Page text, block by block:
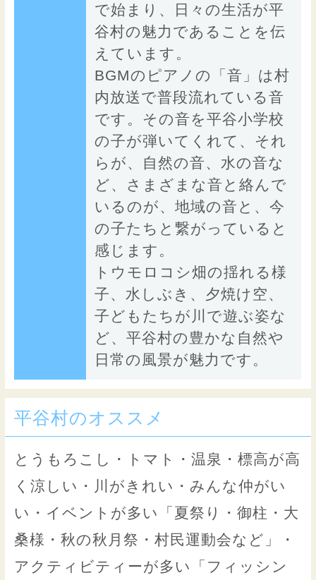
で始まり、日々の生活が平
谷村の魅力であることを伝
えています。
BGMのピアノの「音」は村
内放送で普段流れている音
です。その音を平谷小学校
の子が弾いてくれて、それ
らが、自然の音、水の音な
ど、さまざまな音と絡んで
いるのが、地域の音と、今
の子たちと繋がっていると
感じます。
トウモロコシ畑の揺れる様
子、水しぶき、夕焼け空、
子どもたちが川で遊ぶ姿な
ど、平谷村の豊かな自然や
日常の風景が魅力です。
平谷村のオススメ
とうもろこし・トマト・温泉・標高が高
く涼しい・川がきれい・みんな仲がい
い・イベントが多い「夏祭り・御柱・大
桑様・秋の秋月祭・村民運動会など」・
アクティビティーが多い「フィッシン